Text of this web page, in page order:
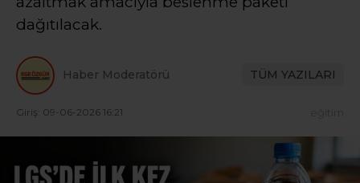
dağıtılacak.
Haber Moderatörü TÜM YAZILARI
Giriş: 09-06-2026 16:21 eğitim